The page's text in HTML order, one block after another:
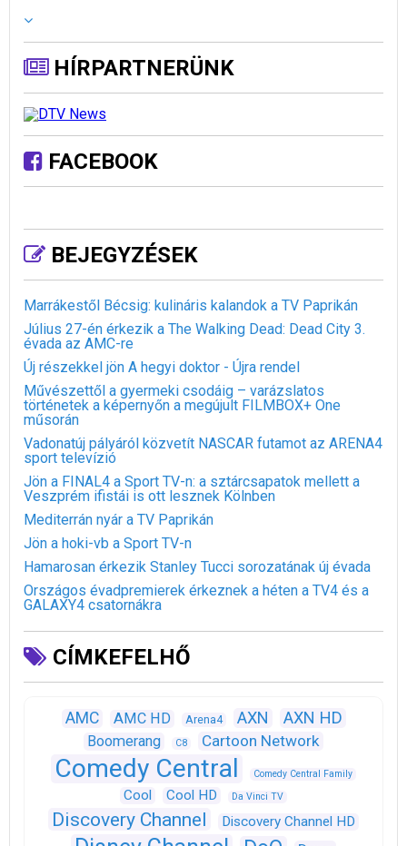
HÍRPARTNERÜNK
FACEBOOK
BEJEGYZÉSEK
Marrákestől Bécsig: kulináris kalandok a TV Paprikán
Július 27-én érkezik a The Walking Dead: Dead City 3.
évada az AMC-re
Új részekkel jön A hegyi doktor - Újra rendel
Művészettől a gyermeki csodáig – varázslatos
történetek a képernyőn a megújult FILMBOX+ One
műsorán
Vadonatúj pályáról közvetít NASCAR futamot az ARENA4
sport televízió
Jön a FINAL4 a Sport TV-n: a sztárcsapatok mellett a
Veszprém ifistái is ott lesznek Kölnben
Mediterrán nyár a TV Paprikán
Jön a hoki-vb a Sport TV-n
Hamarosan érkezik Stanley Tucci sorozatának új évada
Országos évadpremierek érkeznek a héten a TV4 és a
GALAXY4 csatornákra
CÍMKEFELHŐ
AMC AMC HD Arena4 AXN AXN HD
Boomerang C8 Cartoon Network
Comedy Central Comedy Central Family
Cool Cool HD Da Vinci TV
Discovery Channel Discovery Channel HD